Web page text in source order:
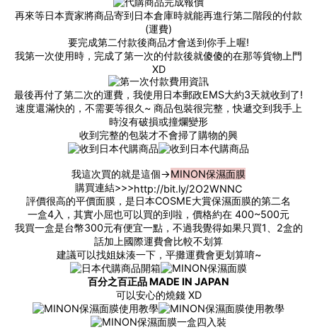
再來等日本賣家將商品寄到日本倉庫時就能再進行第二階段的付款
(運費)
要完成第二付款後商品才會送到你手上喔!
我第一次使用時，完成了第一次的付款後就傻傻的在那等貨物上門
XD
最後再付了第二次的運費，我使用日本郵政EMS大約3天就收到了!
速度還滿快的，不需要等很久~ 商品包裝很完整，快遞交到我手上
時沒有破損或撞爛變形
收到完整的包裝才不會掃了購物的興
我這次買的就是這個→MINON保濕面膜
購買連結>>>http://bit.ly/2O2WNNC
評價很高的平價面膜，是日本COSME大賞保濕面膜的第二名
一盒4入，其實小屈也可以買的到啦，價格約在 400~500元
我買一盒是台幣300元有便宜一點，不過我覺得如果只買1、2盒的
話加上國際運費會比較不划算
建議可以找姐妹湊一下，平攤運費會更划算唷~
百分之百正品 MADE IN JAPAN
可以安心的燒錢 XD